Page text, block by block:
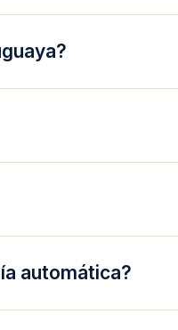
automática?